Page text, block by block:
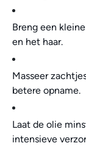
Breng een
en het haar.
Masseer
betere opname.
Laat de olie
intensieve